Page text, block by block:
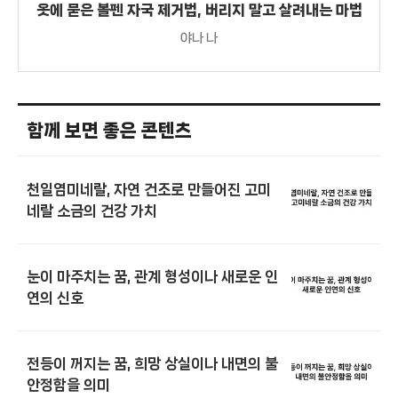
옷에 묻은 볼펜 자국 제거법, 버리지 말고 살려내는 마법
야나 나
함께 보면 좋은 콘텐츠
천일염미네랄, 자연 건조로 만들어진 고미
네랄 소금의 건강 가치
눈이 마주치는 꿈, 관계 형성이나 새로운 인
연의 신호
전등이 꺼지는 꿈, 희망 상실이나 내면의 불
안정함을 의미